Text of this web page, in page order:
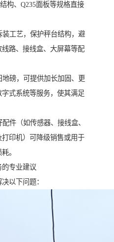
构、Q235面板等规格直接
装工艺，保护秤台结构，避
路、接线盒、大屏幕等配
磅，可提供加长加固、更
式系统等服务，使其满足
配件（如传感器、接线盒、
印机）可降级销售或用于
。
专业建议
以下问题：